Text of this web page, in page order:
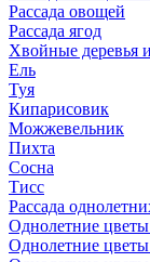
Рассада овощей
Рассада ягод
Хвойные деревья
Ель
Туя
Кипарисовик
Можжевельник
Пихта
Сосна
Тисc
Рассада
Однолетние цветы
Однолетние